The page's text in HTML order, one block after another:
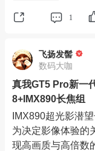
1
飞扬发髻
数码大咖
真我GT5 Pro新一
8+IMX890长焦组
IMX890超光影潜
为决定影像体验的
现高画质与高倍数